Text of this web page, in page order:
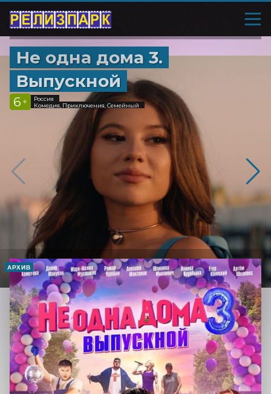
Не одна дома 3.
Выпускной
6 +
Россия
Комедия, Приключения, Семейный
АРХИВ